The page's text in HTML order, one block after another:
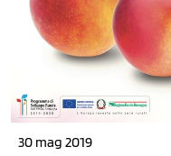
30 mag 2019